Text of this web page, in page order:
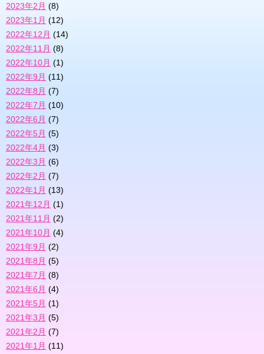
2023年2月 (8)
2023年1月 (12)
2022年12月 (14)
2022年11月 (8)
2022年10月 (1)
2022年9月 (11)
2022年8月 (7)
2022年7月 (10)
2022年6月 (7)
2022年5月 (5)
2022年4月 (3)
2022年3月 (6)
2022年2月 (7)
2022年1月 (13)
2021年12月 (1)
2021年11月 (2)
2021年10月 (4)
2021年9月 (2)
2021年8月 (5)
2021年7月 (8)
2021年6月 (4)
2021年5月 (1)
2021年3月 (5)
2021年2月 (7)
2021年1月 (11)